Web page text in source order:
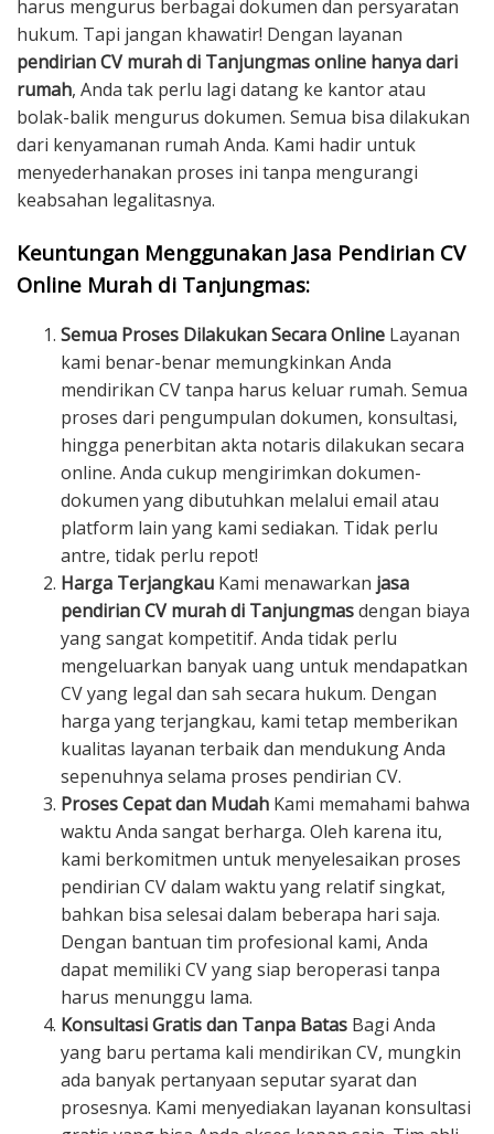
harus mengurus berbagai dokumen dan persyaratan
hukum. Tapi jangan khawatir! Dengan layanan
pendirian CV murah di Tanjungmas online hanya dari
rumah, Anda tak perlu lagi datang ke kantor atau
bolak-balik mengurus dokumen. Semua bisa dilakukan
dari kenyamanan rumah Anda. Kami hadir untuk
menyederhanakan proses ini tanpa mengurangi
keabsahan legalitasnya.
Keuntungan Menggunakan Jasa Pendirian CV
Online Murah di Tanjungmas:
Semua Proses Dilakukan Secara Online Layanan
kami benar-benar memungkinkan Anda
mendirikan CV tanpa harus keluar rumah. Semua
proses dari pengumpulan dokumen, konsultasi,
hingga penerbitan akta notaris dilakukan secara
online. Anda cukup mengirimkan dokumen-
dokumen yang dibutuhkan melalui email atau
platform lain yang kami sediakan. Tidak perlu
antre, tidak perlu repot!
Harga Terjangkau Kami menawarkan jasa
pendirian CV murah di Tanjungmasdengan biaya
yang sangat kompetitif. Anda tidak perlu
mengeluarkan banyak uang untuk mendapatkan
CV yang legal dan sah secara hukum. Dengan
harga yang terjangkau, kami tetap memberikan
kualitas layanan terbaik dan mendukung Anda
sepenuhnya selama proses pendirian CV.
Proses Cepat dan Mudah Kami memahami bahwa
waktu Anda sangat berharga. Oleh karena itu,
kami berkomitmen untuk menyelesaikan proses
pendirian CV dalam waktu yang relatif singkat,
bahkan bisa selesai dalam beberapa hari saja.
Dengan bantuan tim profesional kami, Anda
dapat memiliki CV yang siap beroperasi tanpa
harus menunggu lama.
Konsultasi Gratis dan Tanpa Batas Bagi Anda
yang baru pertama kali mendirikan CV, mungkin
ada banyak pertanyaan seputar syarat dan
prosesnya. Kami menyediakan layanan konsultasi